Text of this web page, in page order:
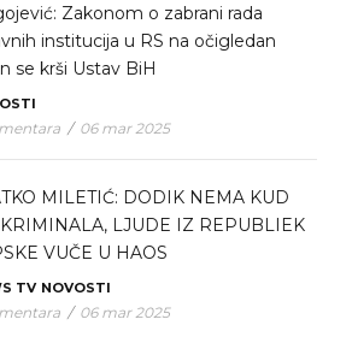
Zakonom o zabrani rada
institucija u RS na očigledan
se krši Ustav BiH
/ 06 mar 2025
MILETIĆ: DODIK NEMA KUD
LJUDE IZ REPUBLIEK
VUČE U HAOS
TV NOVOSTI
/ 06 mar 2025